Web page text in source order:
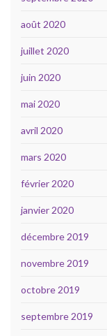
août 2020
juillet 2020
juin 2020
mai 2020
avril 2020
mars 2020
février 2020
janvier 2020
décembre 2019
novembre 2019
octobre 2019
septembre 2019